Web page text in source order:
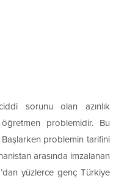
sorunu olan azınlık
problemidir. Bu
Başlarken problemin tarifini
arasında imzalanan
yüzlerce genç Türkiye